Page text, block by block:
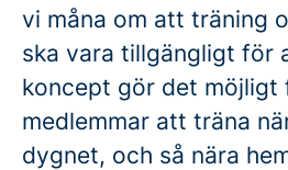
vi måna om att träning
ska vara tillgängligt för
koncept gör det möjligt
medlemmar att träna
dygnet, och så nära